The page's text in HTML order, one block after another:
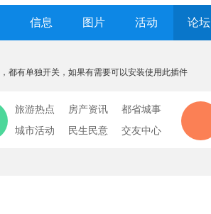
信息 图片 活动 论坛
都有单独开关，如果有需要可以安装使用此插件
旅游热点 房产资讯
都省城事
城市活动
民生民意 交友中心